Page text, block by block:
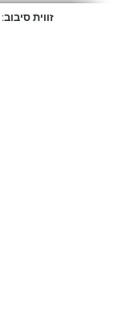
זווית סיבוב: